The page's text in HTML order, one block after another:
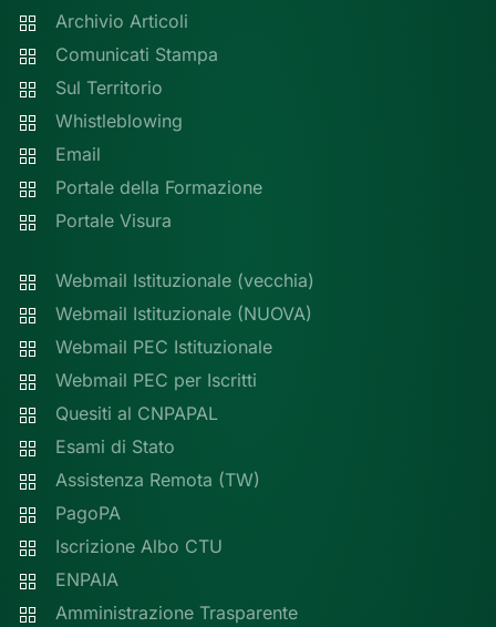
Archivio Articoli
Comunicati Stampa
Sul Territorio
Whistleblowing
Email
Portale della Formazione
Portale Visura
Webmail Istituzionale (vecchia)
Webmail Istituzionale (NUOVA)
Webmail PEC Istituzionale
Webmail PEC per Iscritti
Quesiti al CNPAPAL
Esami di Stato
Assistenza Remota (TW)
PagoPA
Iscrizione Albo CTU
ENPAIA
Amministrazione Trasparente